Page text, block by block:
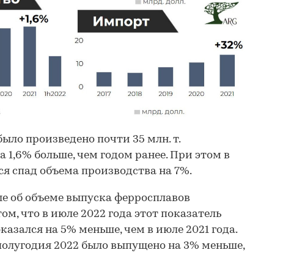
произведено почти 35 млн. т.
1,6% больше, чем годом ранее. При этом в
спад объема производства на 7%.
об объеме выпуска ферросплавов
что в июле 2022 года этот показатель
на 5% меньше, чем в июле 2021 года.
2022 было выпущено на 3% меньше,